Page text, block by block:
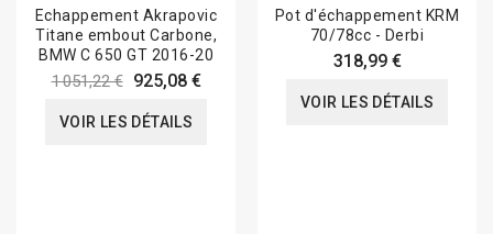
Echappement Akrapovic
Titane embout Carbone,
BMW C 650 GT 2016-20
1 051,22 € 925,08 €
VOIR LES DÉTAILS
Pot d'échappement KRM
70/78cc - Derbi
318,99 €
VOIR LES DÉTAILS